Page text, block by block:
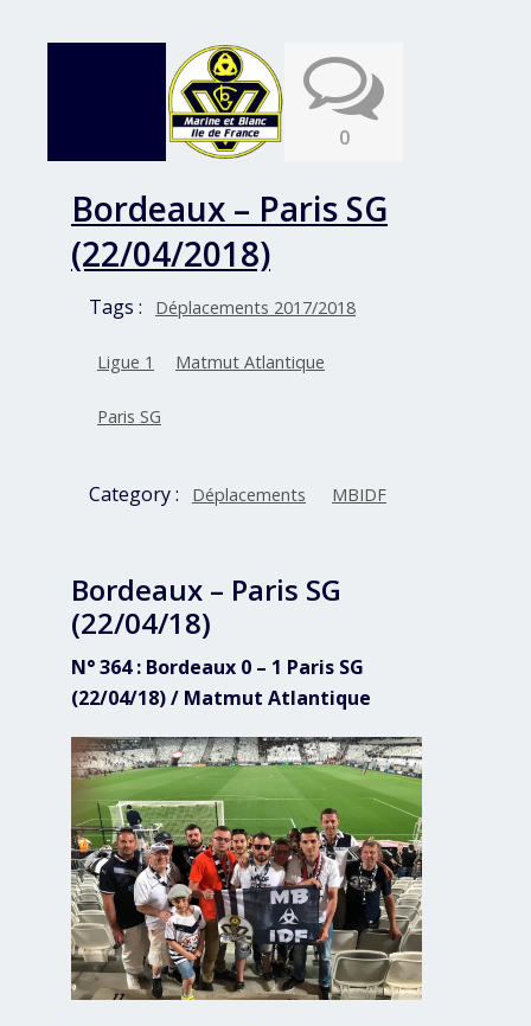
0
Bordeaux – Paris SG
(22/04/2018)
Tags : Déplacements 2017/2018
Ligue 1 Matmut Atlantique
Paris SG
Category : Déplacements MBIDF
Bordeaux – Paris SG
(22/04/18)
N° 364 : Bordeaux 0 – 1 Paris SG
(22/04/18) / Matmut Atlantique